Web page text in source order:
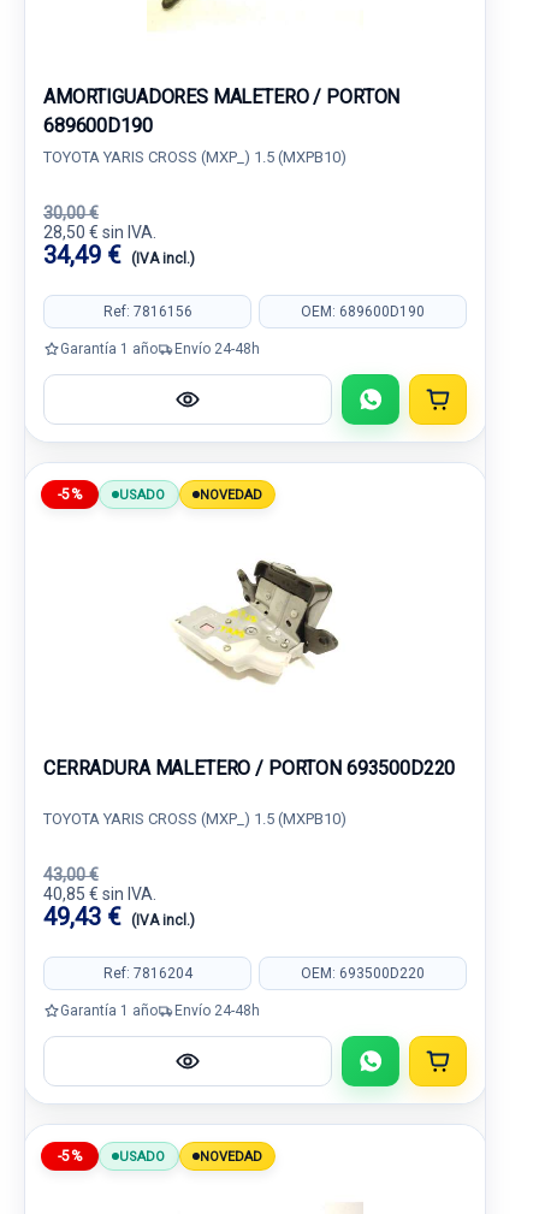
AMORTIGUADORES MALETERO / PORTON
689600D190
TOYOTA YARIS CROSS (MXP_) 1.5 (MXPB10)
30,00 €
28,50 € sin IVA.
34,49 € (IVA incl.)
Ref: 7816156 OEM: 689600D190
Garantía 1 año Envío 24-48h
-5% USADO NOVEDAD
CERRADURA MALETERO / PORTON 693500D220
TOYOTA YARIS CROSS (MXP_) 1.5 (MXPB10)
43,00 €
40,85 € sin IVA.
49,43 € (IVA incl.)
Ref: 7816204 OEM: 693500D220
Garantía 1 año Envío 24-48h
-5% USADO NOVEDAD